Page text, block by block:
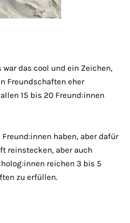
das cool und ein Zeichen,
Freundschaften eher
15 bis 20 Freund:innen
haben, aber dafür
reinstecken, aber auch
reichen 3 bis 5
zu erfüllen.